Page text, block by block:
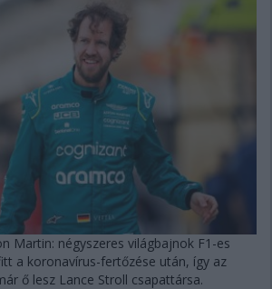
Martin: négyszeres világbajnok F1-es
a koronavírus-fertőzése után, így az
ő lesz Lance Stroll csapattársa.